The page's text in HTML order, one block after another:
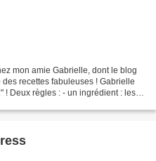
mon amie Gabrielle, dont le blog
recettes fabuleuses ! Gabrielle
! Deux règles : - un ingrédient : les